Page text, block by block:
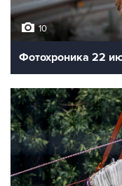
10
Фотохроника 22